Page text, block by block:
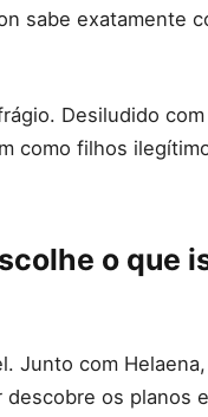
sabe exatamente
Desiludido com
como filhos
o que
Junto com
os planos